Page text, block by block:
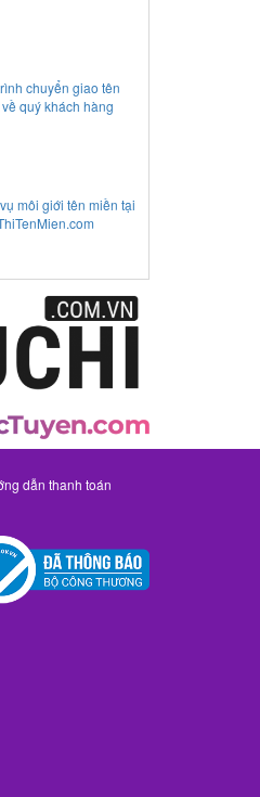
chuyển giao tên
quý khách hàng
môi giới tên miền tại
dẫn thanh toán